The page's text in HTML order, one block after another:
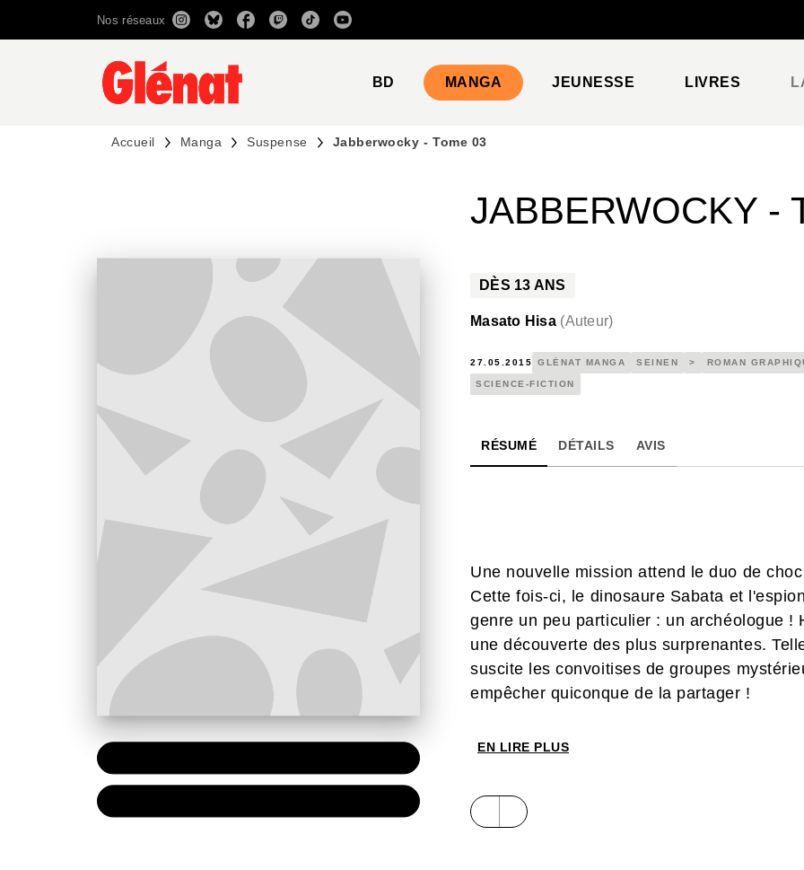
RECHERCHE CONTENU
Nos réseaux
BD MANGA JEUNESSE LIVRES
Accueil Manga Suspense Jabberwocky - Tome 03
JABBERWOCKY -
DÈS 13 ANS
Masato Hisa (Auteur)
27.05.2015 GLÉNAT MANGA SEINEN > ROMAN
SCIENCE-FICTION
RÉSUMÉ DÉTAILS AVIS
Une nouvelle mission attend le duo de
Cette fois-ci, le dinosaure Sabata et
genre un peu particulier : un archéologue !
une découverte des plus surprenantes.
suscite les convoitises de groupes
empêcher quiconque de la partager !
EN LIRE PLUS